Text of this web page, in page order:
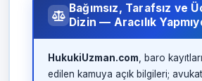
Bağımsız, Tarafsız ve
Dizin — Aracılık
HukukiUzman.com , baro
edilen kamuya açık bilgileri;